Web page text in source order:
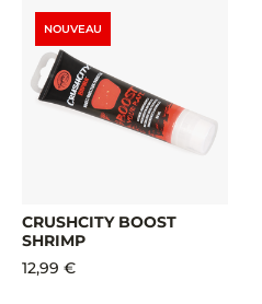
NOUVEAU
CRUSHCITY BOOST
SHRIMP
12,99 €